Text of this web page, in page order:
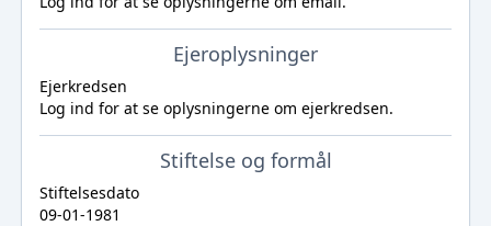
Ejeroplysninger
Ejerkredsen
Log ind for at se oplysningerne om ejerkredsen.
Stiftelse og formål
Stiftelsesdato
09-01-1981